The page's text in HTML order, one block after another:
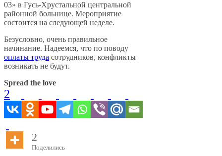
03» в Гусь-Хрустальной центральной
районной больнице. Мероприятие
состоится на следующей неделе.
Безусловно, очень правильное
начинание. Надеемся, что по поводу
оплаты труда сотрудников, конфликты
возникать не будут.
Spread the love
2
2
Поделились